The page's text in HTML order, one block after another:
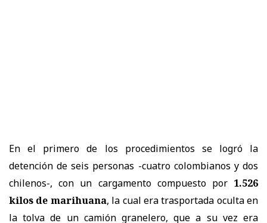
En el primero de los procedimientos se logró la
detención de seis personas -cuatro colombianos y dos
chilenos-, con un cargamento compuesto por 1.526
kilos de marihuana, la cual era trasportada oculta en
la tolva de un camión granelero, que a su vez era